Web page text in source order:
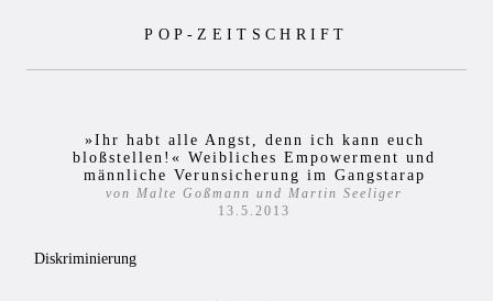
POP-ZEITSCHRIFT
»Ihr habt alle Angst, denn ich kann euch
bloßstellen!« Weibliches Empowerment und
männliche Verunsicherung im Gangstarap
von Malte Goßmann und Martin Seeliger
13.5.2013
Diskriminierung